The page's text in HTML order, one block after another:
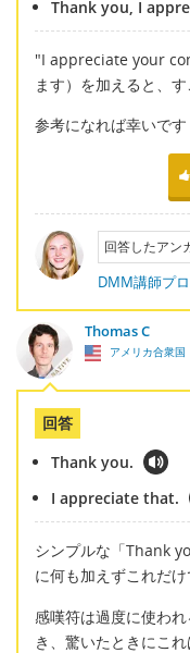
Thank you, I
"I appreciate your
ます）を加えると、
参考になれば幸いです
回答したアン
DMM講師プ
Thomas C
アメリカ合衆国
回答
Thank you.
I appreciate that.
シンプルな「Thank
に何も加えずこれだ
感嘆符は過度に使わ
き、驚いたときにこ